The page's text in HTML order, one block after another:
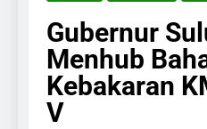
Gubernur
Menhub
Kebakaran
V